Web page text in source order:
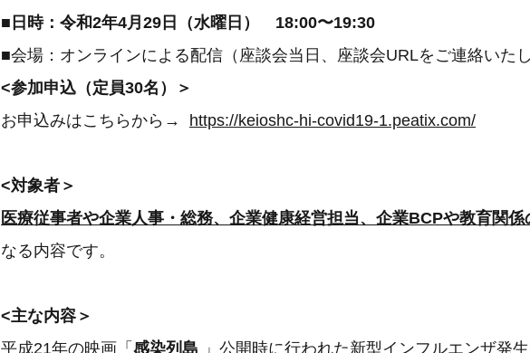
■日時：令和2年4月29日（水曜日） 18:00〜19:30
■会場：オンラインによる配信（座談会当日、座談会URLをご連絡いたし
<参加申込（定員30名）＞
お申込みはこちらから→ https://keioshc-hi-covid19-1.peatix.com/
<対象者＞
医療従事者や企業人事・総務、企業健康経営担当、企業BCPや教育関係
なる内容です。
<主な内容＞
平成21年の映画「 感染列島 」公開時に行われた新型インフルエンザ発